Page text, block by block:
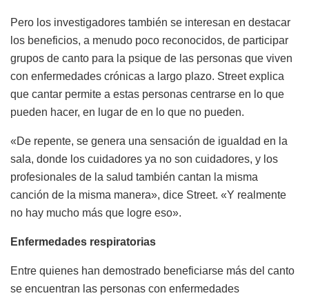
Pero los investigadores también se interesan en destacar
los beneficios, a menudo poco reconocidos, de participar
grupos de canto para la psique de las personas que viven
con enfermedades crónicas a largo plazo. Street explica
que cantar permite a estas personas centrarse en lo que
pueden hacer, en lugar de en lo que no pueden.
«De repente, se genera una sensación de igualdad en la
sala, donde los cuidadores ya no son cuidadores, y los
profesionales de la salud también cantan la misma
canción de la misma manera», dice Street. «Y realmente
no hay mucho más que logre eso».
Enfermedades respiratorias
Entre quienes han demostrado beneficiarse más del canto
se encuentran las personas con enfermedades